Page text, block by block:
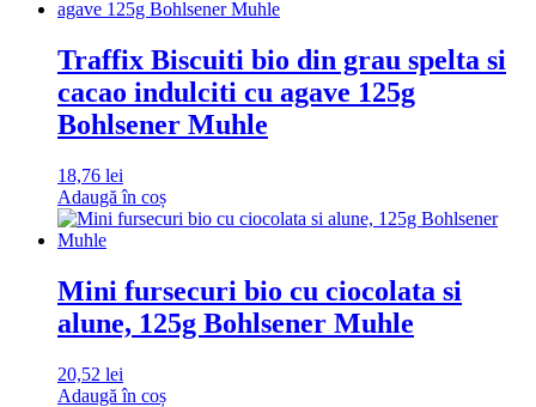
Traffix Biscuiti bio din grau spelta si
cacao indulciti cu agave 125g
Bohlsener Muhle
18,76 lei
Adaugă în coș
Mini fursecuri bio cu ciocolata si
alune, 125g Bohlsener Muhle
20,52 lei
Adaugă în coș